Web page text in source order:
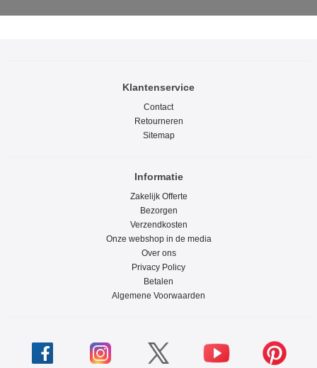
Klantenservice
Contact
Retourneren
Sitemap
Informatie
Zakelijk Offerte
Bezorgen
Verzendkosten
Onze webshop in de media
Over ons
Privacy Policy
Betalen
Algemene Voorwaarden